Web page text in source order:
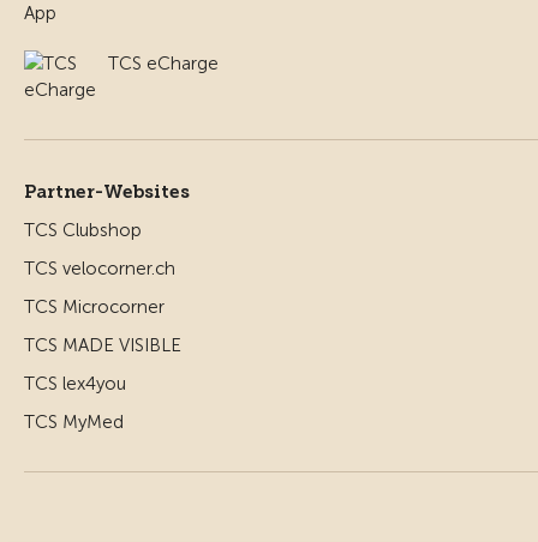
TCS eCharge
Partner-Websites
TCS Clubshop
TCS velocorner.ch
TCS Microcorner
TCS MADE VISIBLE
TCS lex4you
TCS MyMed